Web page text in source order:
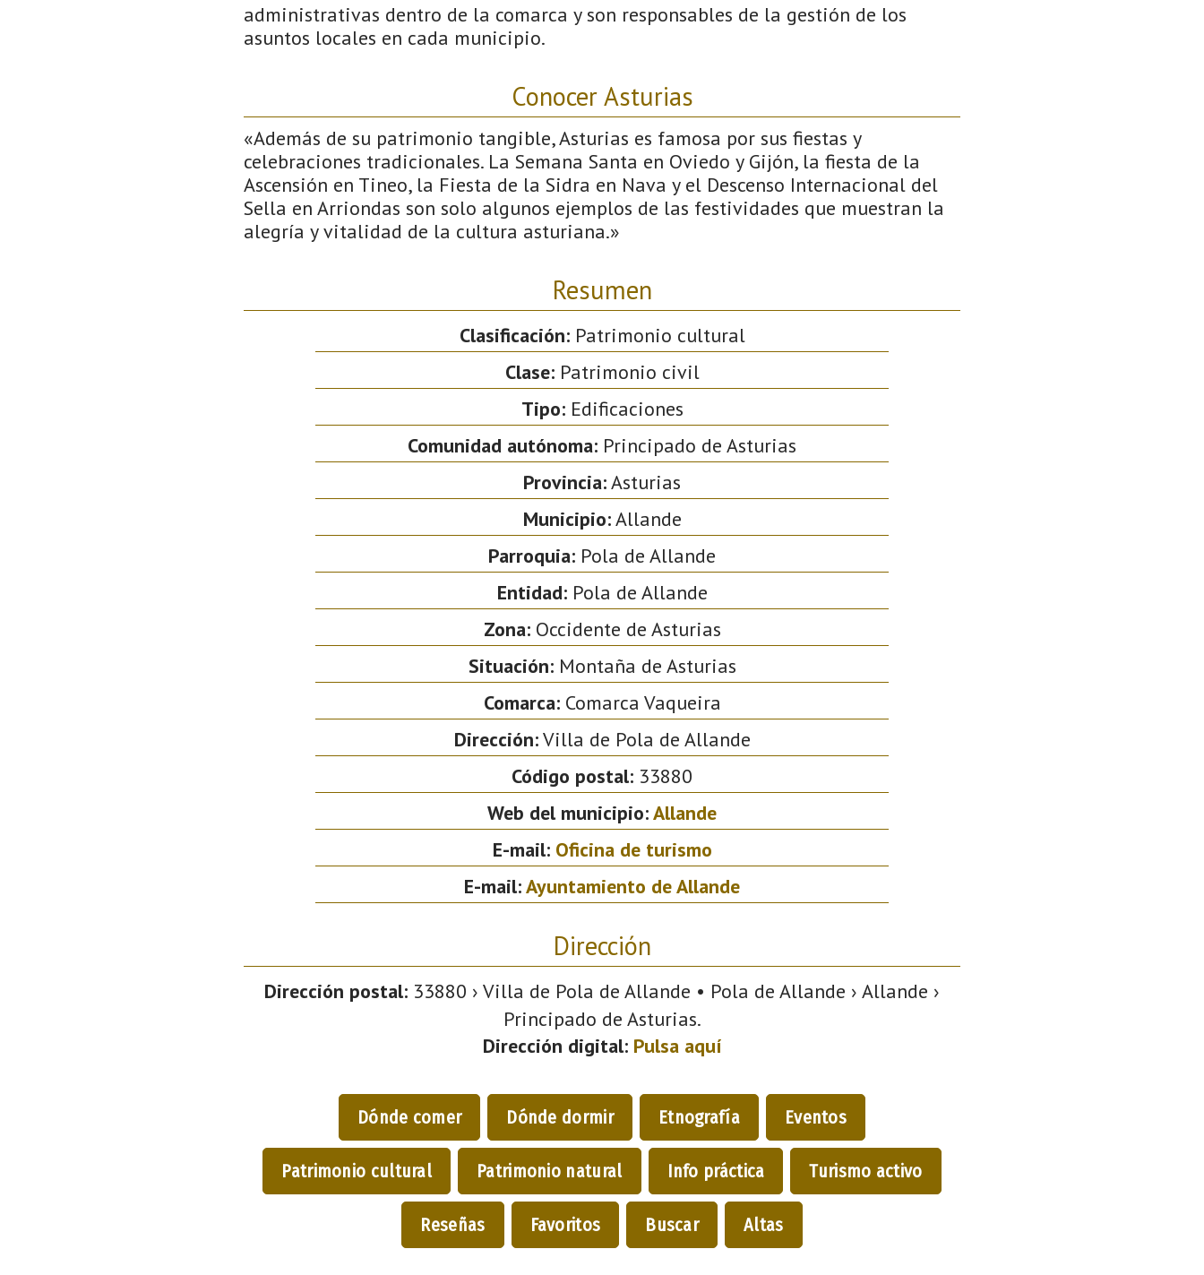
administrativas dentro de la comarca y son responsables de la gestión de los
asuntos locales en cada municipio.
Conocer Asturias
«Además de su patrimonio tangible, Asturias es famosa por sus fiestas y
celebraciones tradicionales. La Semana Santa en Oviedo y Gijón, la fiesta de la
Ascensión en Tineo, la Fiesta de la Sidra en Nava y el Descenso Internacional del
Sella en Arriondas son solo algunos ejemplos de las festividades que muestran la
alegría y vitalidad de la cultura asturiana.»
Resumen
Clasificación:Patrimonio cultural
Clase:Patrimonio civil
Tipo:Edificaciones
Comunidad autónoma: Principado de Asturias
Provincia:Asturias
Municipio:Allande
Parroquia: Pola de Allande
Entidad:Pola de Allande
Zona:Occidente de Asturias
Situación:Montaña de Asturias
Comarca:Comarca Vaqueira
Dirección:Villa de Pola de Allande
Código postal: 33880
Web del municipio:Allande
E-mail: Oficina de turismo
E-mail:Ayuntamiento de Allande
Dirección
Dirección postal: 33880 › Villa de Pola de Allande • Pola de Allande › Allande ›
Principado de Asturias.
Dirección digital: Pulsa aquí
Dónde comer Dónde dormir Etnografía Eventos
Patrimonio cultural Patrimonio natural Info práctica Turismo activo
Reseñas Favoritos Buscar Altas